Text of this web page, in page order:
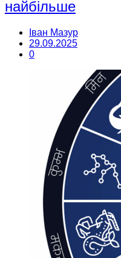
найбільше
Іван Мазур
29.09.2025
0